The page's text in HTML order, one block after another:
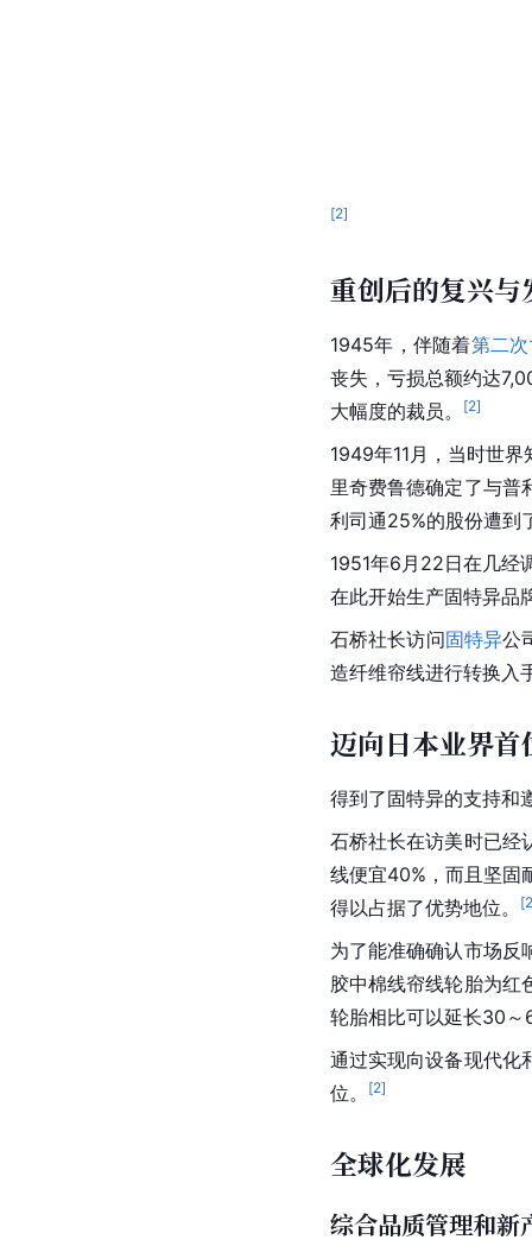
[2]
重创后的复兴与
1945年，伴随着第二
丧失，亏损总额约达
大幅度的裁员。
[2]
1949年11月，当时世
里奇费鲁德确定了与普
利司通25%的股份遭到
1951年6月22日在几经
在此开始生产固特异品
石桥社长访问固特异公
造纤维帘线进行转换入
迈向日本业界首
得到了固特异的支持和
石桥社长在访美时已经
线便宜40%，而且坚固
得以占据了优势地位。
[
为了能准确确认市场反
胶中棉线帘线轮胎为红
轮胎相比可以延长30
通过实现向设备现代化
位。
[2]
全球化发展
综合品质管理和新